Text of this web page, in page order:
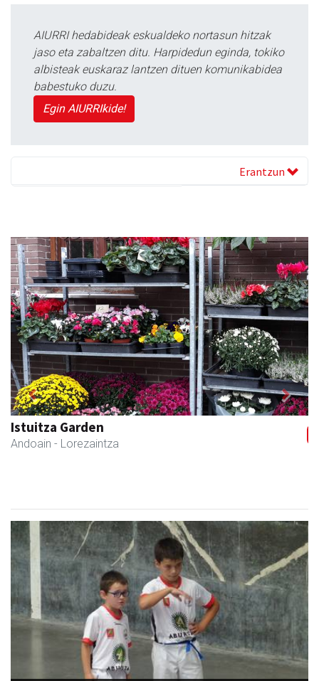
AIURRI hedabideak eskualdeko nortasun hitzak
jaso eta zabaltzen ditu. Harpidedun eginda, tokiko
albisteak euskaraz lantzen dituen komunikabidea
babestuko duzu.
Egin AIURRIkide!
Erantzun
Txindoki taberna
Andoain -
Previous Next